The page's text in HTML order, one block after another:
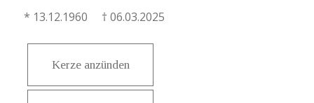
* 13.12.1960 † 06.03.2025
Kerze anzünden